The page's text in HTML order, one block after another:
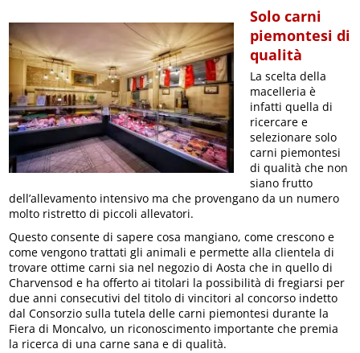
Solo carni
piemontesi di
qualità
La scelta della
macelleria è
infatti quella di
ricercare e
selezionare solo
carni piemontesi
di qualità che non
siano frutto
dell’allevamento intensivo ma che provengano da un numero
molto ristretto di piccoli allevatori.
Questo consente di sapere cosa mangiano, come crescono e
come vengono trattati gli animali e permette alla clientela di
trovare ottime carni sia nel negozio di Aosta che in quello di
Charvensod e ha offerto ai titolari la possibilità di fregiarsi per
due anni consecutivi del titolo di vincitori al concorso indetto
dal Consorzio sulla tutela delle carni piemontesi durante la
Fiera di Moncalvo, un riconoscimento importante che premia
la ricerca di una carne sana e di qualità.